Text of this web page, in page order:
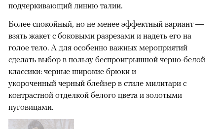
подчеркивающий линию талии.
Более спокойный, но не менее эффектный вариант —
взять жакет с боковыми разрезами и надеть его на
голое тело. А для особенно важных мероприятий
сделать выбор в пользу беспроигрышной черно-белой
классики: черные широкие брюки и
укороченный черный блейзер в стиле милитари с
контрастной отделкой белого цвета и золотыми
пуговицами.